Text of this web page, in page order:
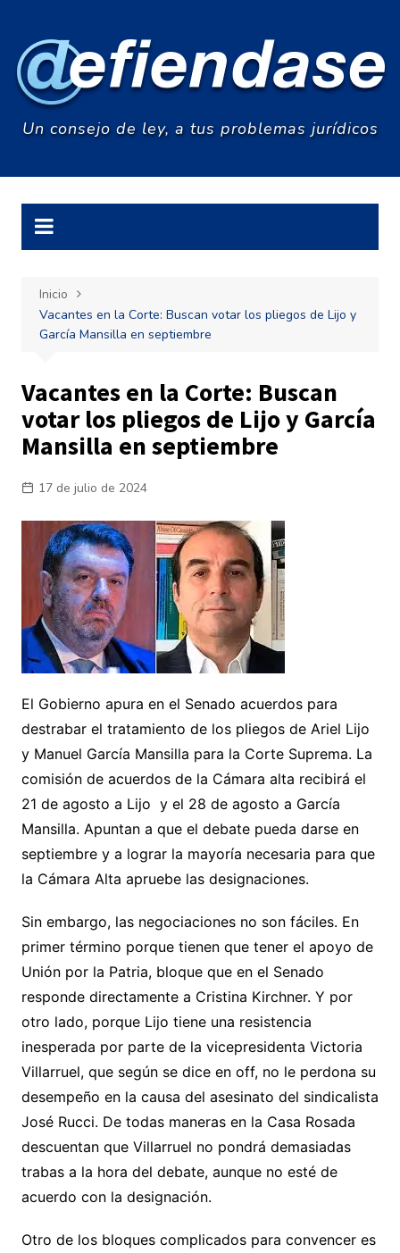
contenido
Un consejo de ley, a tus problemas jurídicos
Inicio
Vacantes en la Corte: Buscan votar los pliegos de Lijo y
García Mansilla en septiembre
Vacantes en la Corte: Buscan
votar los pliegos de Lijo y García
Mansilla en septiembre
17 de julio de 2024
El Gobierno apura en el Senado acuerdos para
destrabar el tratamiento de los pliegos de Ariel Lijo
y Manuel García Mansilla para la Corte Suprema. La
comisión de acuerdos de la Cámara alta recibirá el
21 de agosto a Lijo y el 28 de agosto a García
Mansilla. Apuntan a que el debate pueda darse en
septiembre y a lograr la mayoría necesaria para que
la Cámara Alta apruebe las designaciones.
Sin embargo, las negociaciones no son fáciles. En
primer término porque tienen que tener el apoyo de
Unión por la Patria, bloque que en el Senado
responde directamente a Cristina Kirchner. Y por
otro lado, porque Lijo tiene una resistencia
inesperada por parte de la vicepresidenta Victoria
Villarruel, que según se dice en off, no le perdona su
desempeño en la causa del asesinato del sindicalista
José Rucci. De todas maneras en la Casa Rosada
descuentan que Villarruel no pondrá demasiadas
trabas a la hora del debate, aunque no esté de
acuerdo con la designación.
Otro de los bloques complicados para convencer es